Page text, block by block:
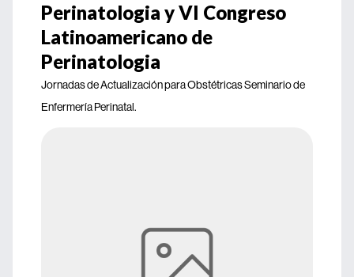
Perinatologia y VI Congreso
Latinoamericano de
Perinatologia
Jornadas de Actualización para Obstétricas Seminario de
Enfermería Perinatal.